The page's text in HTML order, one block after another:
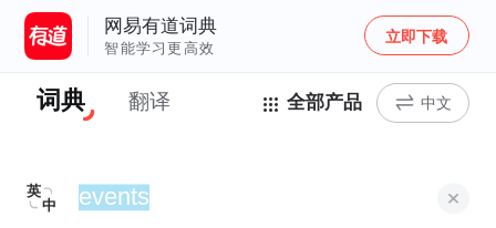
网易有道词典
智能学习更高效
立即下载
词典 翻译 全部产品 中文
英
中